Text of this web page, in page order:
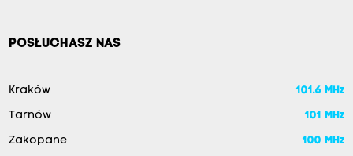
POSŁUCHASZ NAS
Kraków 101.6 MHz
Tarnów 101 MHz
Zakopane 100 MHz